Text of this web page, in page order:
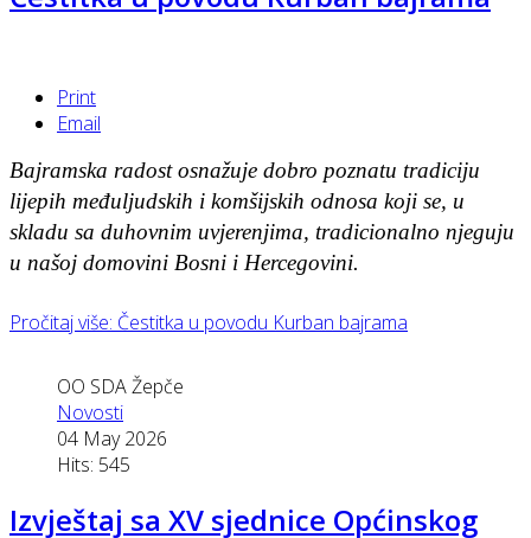
Print
Email
Bajramska radost osnažuje dobro poznatu tradiciju
lijepih međuljudskih i komšijskih odnosa koji se, u
skladu sa duhovnim uvjerenjima, tradicionalno njeguju
u našoj domovini Bosni i Hercegovini.
Pročitaj više: Čestitka u povodu Kurban bajrama
OO SDA Žepče
Novosti
04 May 2026
Hits: 545
Izvještaj sa XV sjednice Općinskog